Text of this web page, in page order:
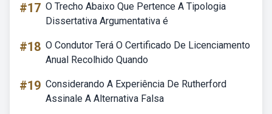
#17 O Trecho Abaixo Que Pertence A Tipologia
Dissertativa Argumentativa é
#18 O Condutor Terá O Certificado De Licenciamento
Anual Recolhido Quando
#19 Considerando A Experiência De Rutherford
Assinale A Alternativa Falsa